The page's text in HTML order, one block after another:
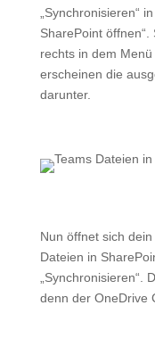
„Synchronisieren“
SharePoint
rechts in dem
erscheinen die
darunter.
Nun öffnet sich
Dateien in
„Synchronisieren“.
denn der OneDrive